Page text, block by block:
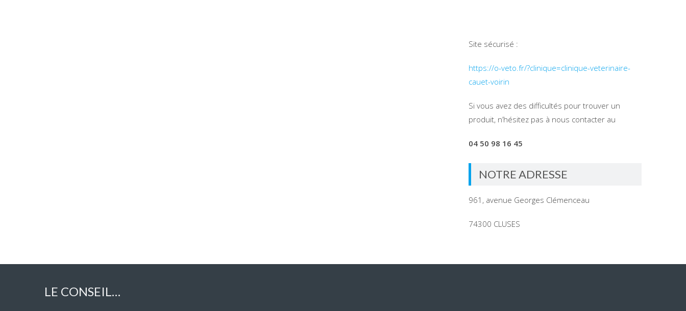
Site sécurisé :
https://o-veto.fr/?clinique=clinique-veterinaire-
cauet-voirin
Si vous avez des difficultés pour trouver un
produit, n’hésitez pas à nous contacter au
04 50 98 16 45
NOTRE ADRESSE
961, avenue Georges Clémenceau
74300 CLUSES
LE CONSEIL…